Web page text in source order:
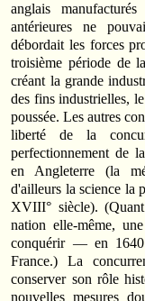
anglais
antérieures ne
débordait les forces
troisième période de
créant la grande
des fins industrielles,
poussée. Les autres
liberté de la
perfectionnement de
en Angleterre (la
d'ailleurs la science la
XVIII° siècle).
nation elle-même,
conquérir — en
France.) La
conserver son rôle
nouvelles mesures